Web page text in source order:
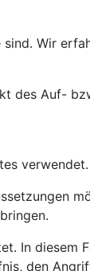
Wir
des Auf-
verwendet.
diesem
den